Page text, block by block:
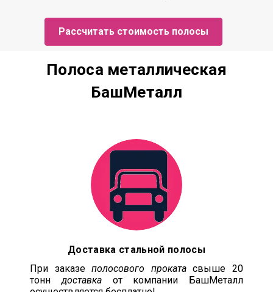
Рассчитать стоимость полосы
Полоса металлическая
БашМеталл
Доставка стальной полосы
При заказеполосового прокатасвыше 20
тонндоставкаот компании БашМеталл